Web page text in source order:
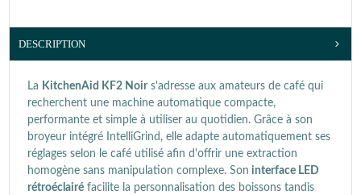
DESCRIPTION
La KitchenAid KF2 Noir s'adresse aux amateurs de café qui
recherchent une machine automatique compacte,
performante et simple à utiliser au quotidien. Grâce à son
broyeur intégré IntelliGrind, elle adapte automatiquement ses
réglages selon le café utilisé afin d'offrir une extraction
homogène sans manipulation complexe. Son interface LED
rétroéclairé facilite la personnalisation des boissons tandis